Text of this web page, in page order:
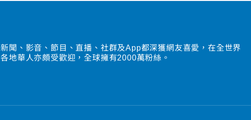
新聞、影音、節目、直播、社群及App都深獲網友喜愛，在全世界
各地華人亦頗受歡迎，全球擁有2000萬粉絲。